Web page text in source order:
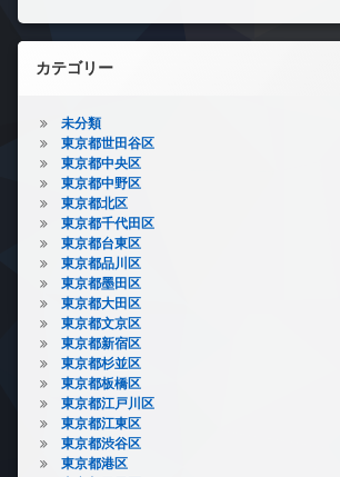
カテゴリー
未分類
東京都世田谷区
東京都中央区
東京都中野区
東京都北区
東京都千代田区
東京都台東区
東京都品川区
東京都墨田区
東京都大田区
東京都文京区
東京都新宿区
東京都杉並区
東京都板橋区
東京都江戸川区
東京都江東区
東京都渋谷区
東京都港区